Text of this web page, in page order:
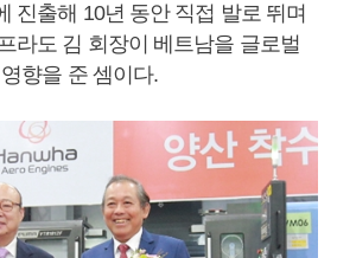
진출해 10년 동안 직접 발로 뛰며
라도 김 회장이 베트남을 글로벌
향을 준 셈이다.